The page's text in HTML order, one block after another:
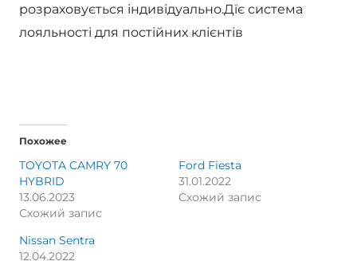
розраховується індивідуально.Дїє система
лояльності для постійних клієнтів
Похожее
TOYOTA CAMRY 70
HYBRID
13.06.2023
Схожий запис
Ford Fiesta
31.01.2022
Схожий запис
Nissan Sentra
12.04.2022